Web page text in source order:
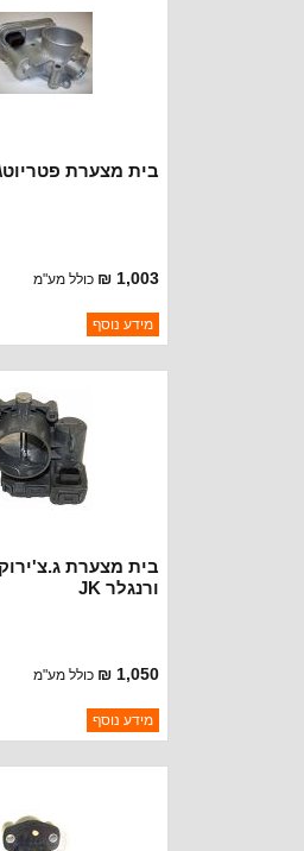
בית מצערת
1,003 ₪ כולל מע"מ
ברקוד: 4891735AC
יצרן:OAKMAN OFFROAD
מידע נוסף
ורנגלר JK
1,050 ₪ כולל מע"מ
ברקוד: 4861661AB
יצרן:OAKMAN OFFROAD
מידע נוסף